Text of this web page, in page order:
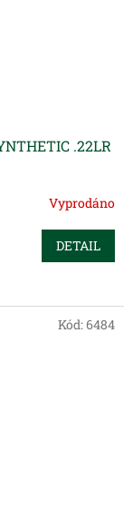
.22LR
Vyprodáno
DETAIL
Kód:6484